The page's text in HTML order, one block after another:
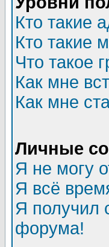
Кто такие
Кто такие
Что такое
Как мне
Как мне
Личные
Я не могу
Я всё
Я получил
форума!